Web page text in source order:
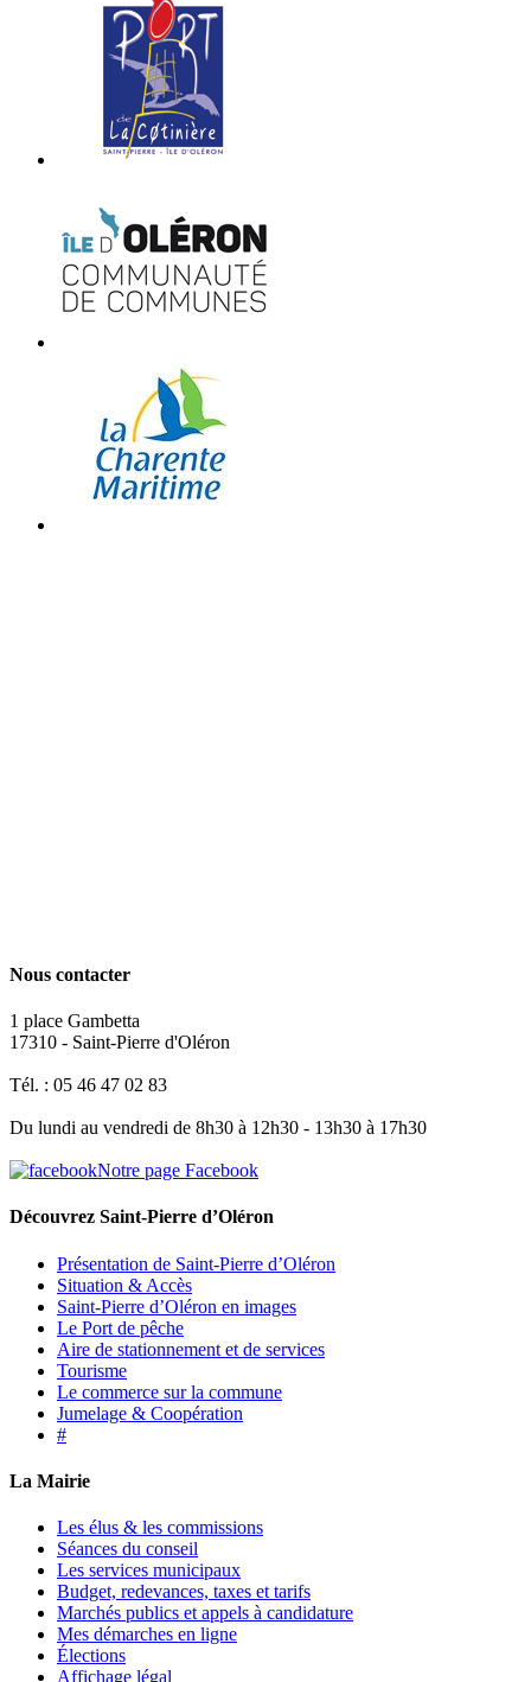
Nous contacter
1 place Gambetta
17310 - Saint-Pierre d'Oléron
Tél. : 05 46 47 02 83
Du lundi au vendredi de 8h30 à 12h30 - 13h30 à 17h30
Notre page Facebook
Découvrez Saint-Pierre d’Oléron
Présentation de Saint-Pierre d’Oléron
Situation & Accès
Saint-Pierre d’Oléron en images
Le Port de pêche
Aire de stationnement et de services
Tourisme
Le commerce sur la commune
Jumelage & Coopération
#
La Mairie
Les élus & les commissions
Séances du conseil
Les services municipaux
Budget, redevances, taxes et tarifs
Marchés publics et appels à candidature
Mes démarches en ligne
Élections
Affichage légal